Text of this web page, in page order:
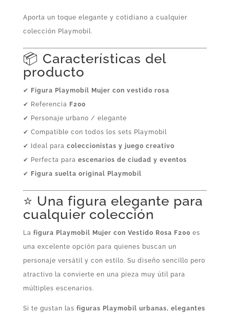
Aporta un toque elegante y cotidiano a cualquier
colección Playmobil.
📦 Características del
producto
✔ Figura Playmobil Mujer con vestido rosa
✔ Referencia F200
✔ Personaje urbano / elegante
✔ Compatible con todos los sets Playmobil
✔ Ideal para coleccionistas y juego creativo
✔ Perfecta para escenarios de ciudad y eventos
✔ Figura suelta original Playmobil
⭐ Una figura elegante para
cualquier colección
La figura Playmobil Mujer con Vestido Rosa F200 es
una excelente opción para quienes buscan un
personaje versátil y con estilo. Su diseño sencillo pero
atractivo la convierte en una pieza muy útil para
múltiples escenarios.
Si te gustan las figuras Playmobil urbanas, elegantes